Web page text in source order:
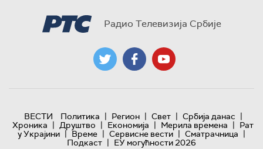
Радио Телевизија Србије
ВЕСТИ Политика | Регион | Свет | Србија данас |
Хроника | Друштво | Економија | Мерила времена | Рат
у Украјини | Време | Сервисне вести | Сматрачница |
Подкаст | ЕУ могућности 2026